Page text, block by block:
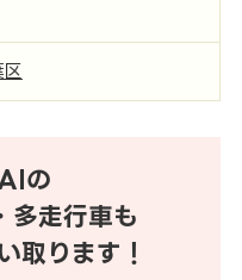
区
の
多走行車も
取ります！